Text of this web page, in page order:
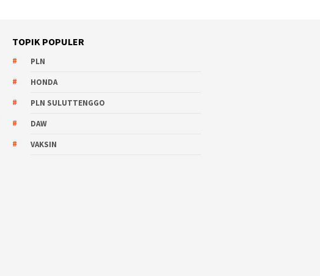
TOPIK POPULER
PLN
HONDA
PLN SULUTTENGGO
DAW
VAKSIN